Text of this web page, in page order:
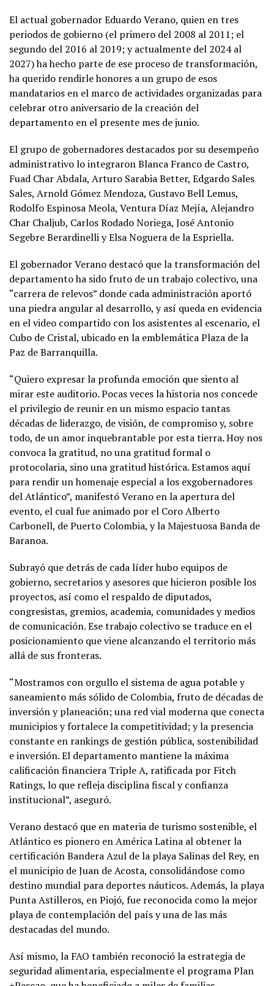
El actual gobernador Eduardo Verano, quien en tres
periodos de gobierno (el primero del 2008 al 2011; el
segundo del 2016 al 2019; y actualmente del 2024 al
2027) ha hecho parte de ese proceso de transformación,
ha querido rendirle honores a un grupo de esos
mandatarios en el marco de actividades organizadas para
celebrar otro aniversario de la creación del
departamento en el presente mes de junio.
El grupo de gobernadores destacados por su desempeño
administrativo lo integraron Blanca Franco de Castro,
Fuad Char Abdala, Arturo Sarabia Better, Edgardo Sales
Sales, Arnold Gómez Mendoza, Gustavo Bell Lemus,
⁠Rodolfo Espinosa Meola, Ventura Díaz Mejía, Alejandro
Char Chaljub, Carlos Rodado Noriega, José Antonio
Segebre Berardinelli y Elsa Noguera de la Espriella.
El gobernador Verano destacó que la transformación del
departamento ha sido fruto de un trabajo colectivo, una
“carrera de relevos” donde cada administración aportó
una piedra angular al desarrollo, y así queda en evidencia
en el video compartido con los asistentes al escenario, el
Cubo de Cristal, ubicado en la emblemática Plaza de la
Paz de Barranquilla.
“Quiero expresar la profunda emoción que siento al
mirar este auditorio. Pocas veces la historia nos concede
el privilegio de reunir en un mismo espacio tantas
décadas de liderazgo, de visión, de compromiso y, sobre
todo, de un amor inquebrantable por esta tierra. Hoy nos
convoca la gratitud, no una gratitud formal o
protocolaria, sino una gratitud histórica. Estamos aquí
para rendir un homenaje especial a los exgobernadores
del Atlántico”, manifestó Verano en la apertura del
evento, el cual fue animado por el Coro Alberto
Carbonell, de Puerto Colombia, y la Majestuosa Banda de
Baranoa.
Subrayó que detrás de cada líder hubo equipos de
gobierno, secretarios y asesores que hicieron posible los
proyectos, así como el respaldo de diputados,
congresistas, gremios, academia, comunidades y medios
de comunicación. Ese trabajo colectivo se traduce en el
posicionamiento que viene alcanzando el territorio más
allá de sus fronteras.
“Mostramos con orgullo el sistema de agua potable y
saneamiento más sólido de Colombia, fruto de décadas de
inversión y planeación; una red vial moderna que conecta
municipios y fortalece la competitividad; y la presencia
constante en rankings de gestión pública, sostenibilidad
e inversión. El departamento mantiene la máxima
calificación financiera Triple A, ratificada por Fitch
Ratings, lo que refleja disciplina fiscal y confianza
institucional”, aseguró.
Verano destacó que en materia de turismo sostenible, el
Atlántico es pionero en América Latina al obtener la
certificación Bandera Azul de la playa Salinas del Rey, en
el municipio de Juan de Acosta, consolidándose como
destino mundial para deportes náuticos. Además, la playa
Punta Astilleros, en Piojó, fue reconocida como la mejor
playa de contemplación del país y una de las más
destacadas del mundo.
Así mismo, la FAO también reconoció la estrategia de
seguridad alimentaria, especialmente el programa Plan